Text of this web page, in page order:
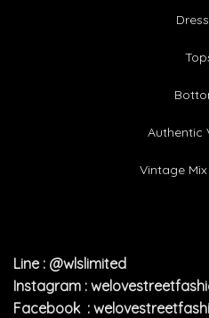
Authentic
Vintage
Line : @wlslimited
Instagram :
Facebook :